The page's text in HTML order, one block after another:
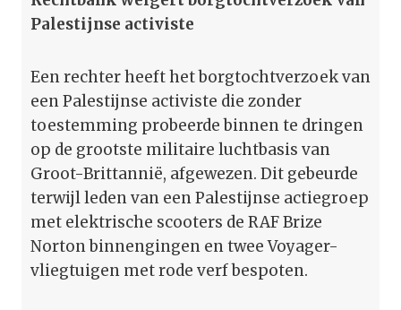
Palestijnse activiste
Een rechter heeft het borgtochtverzoek van
een Palestijnse activiste die zonder
toestemming probeerde binnen te dringen
op de grootste militaire luchtbasis van
Groot-Brittannië, afgewezen. Dit gebeurde
terwijl leden van een Palestijnse actiegroep
met elektrische scooters de RAF Brize
Norton binnengingen en twee Voyager-
vliegtuigen met rode verf bespoten.